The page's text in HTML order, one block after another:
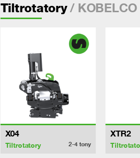
Tiltrotatory/ KOBELCO
X04
Tiltrotatory 2-4tony
XTR2